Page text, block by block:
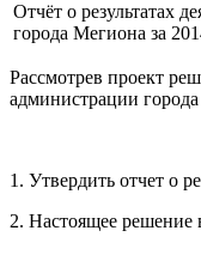
Отчёт о результатах
города Мегиона за
Рассмотрев проект
администрации
1. Утвердить отчет о
2. Настоящее решение